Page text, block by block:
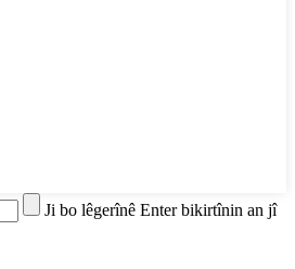
Ji bo lêgerînê Enter bikirtînin an jî